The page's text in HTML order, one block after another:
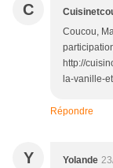
C
Coucou,
http://
la-vanille-
Répondre
Y Yolande